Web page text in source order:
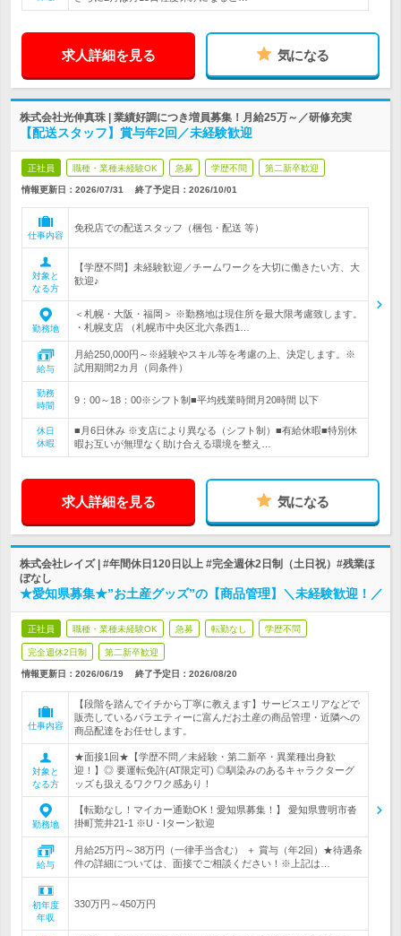
求人詳細を見る 気になる
株式会社光伸真珠 | 業績好調につき増員募集！月給25万～／研修充実
【配送スタッフ】賞与年2回／未経験歓迎
正社員 職種・業種未経験OK 急募 学歴不問 第二新卒歓迎
情報更新日：2026/07/31 終了予定日： 2026/10/01
仕事内容
免税店での配送スタッフ（梱包・配送 等）
対象と
なる方
【学歴不問】未経験歓迎／チームワークを大切に働きたい方、大
歓迎♪
勤務地
＜札幌・大阪・福岡＞ ※勤務地は現住所を最大限考慮致します。
・札幌支店 （札幌市中央区北六条西1…
給与
月給250,000円～※経験やスキル等を考慮の上、決定します。※
試用期間2カ月（同条件）
勤務
時間
9：00～18：00※シフト制■平均残業時間月20時間 以下
休日
休暇
■月6日休み ※支店により異なる（シフト制）■有給休暇■特別休
暇お互いが無理なく助け合える環境を整え…
求人詳細を見る 気になる
株式会社レイズ | #年間休日120日以上 #完全週休2日制（土日祝）#残業ほ
ぼなし
★愛知県募集★”お土産グッズ”の【商品管理】＼未経験歓迎！／
正社員 職種・業種未経験OK 急募 転勤なし 学歴不問
完全週休2日制 第二新卒歓迎
情報更新日：2026/06/19 終了予定日： 2026/08/20
仕事内容
【段階を踏んでイチから丁寧に教えます】サービスエリアなどで
販売しているバラエティーに富んだお土産の商品管理・近隣への
商品配達をお任せします。
対象と
なる方
★面接1回★【学歴不問／未経験・第二新卒・異業種出身歓
迎！】◎ 要運転免許(AT限定可) ◎馴染みのあるキャラクターグ
ッズも扱えるワクワク感あり！
勤務地
【転勤なし！マイカー通勤OK！愛知県募集！】 愛知県豊明市沓
掛町荒井21-1 ※U・Iターン歓迎
給与
月給25万円～38万円（一律手当含む） ＋ 賞与（年2回）★待遇条
件の詳細については、面接でご相談ください！※上記は…
初年度
年収
330万円～450万円